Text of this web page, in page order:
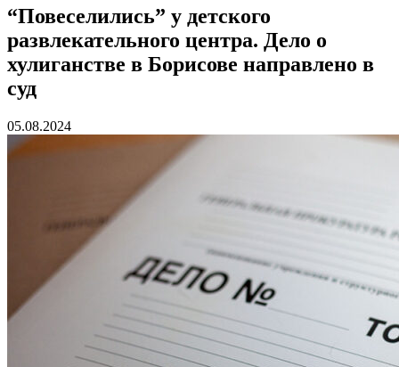
“Повеселились” у детского
развлекательного центра. Дело о
хулиганстве в Борисове направлено в
суд
05.08.2024